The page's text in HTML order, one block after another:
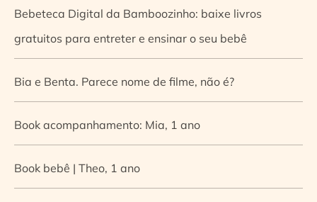
Bebeteca Digital da Bamboozinho: baixe livros
gratuitos para entreter e ensinar o seu bebê
Bia e Benta. Parece nome de filme, não é?
Book acompanhamento: Mia, 1 ano
Book bebê | Theo, 1 ano